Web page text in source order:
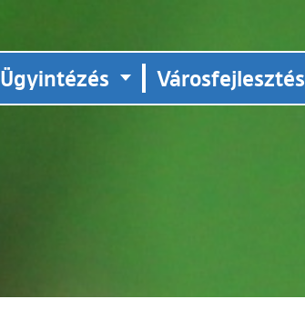
Ügyintézés Városfejlesztés